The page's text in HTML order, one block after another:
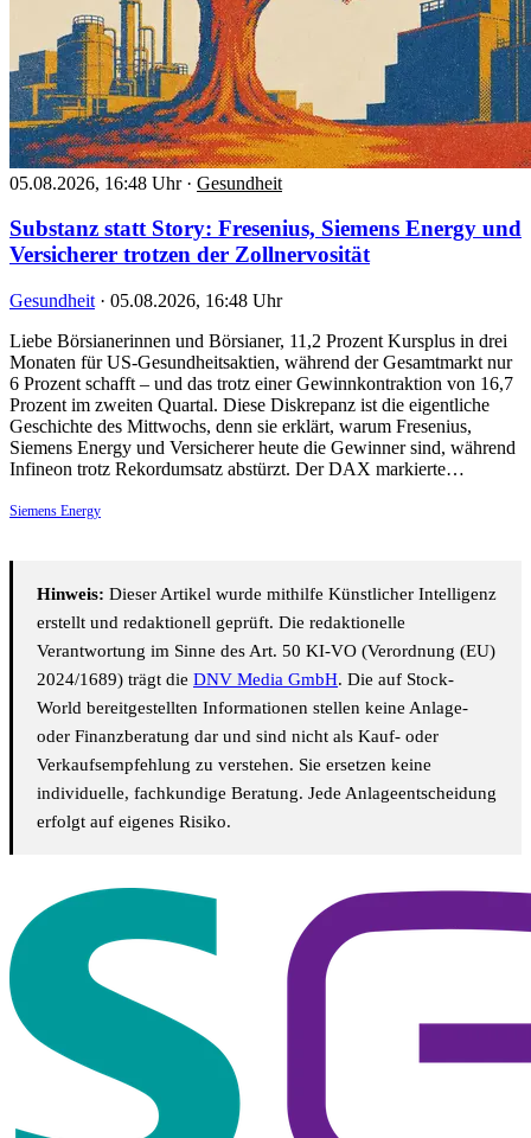
05.08.2026, 16:48 Uhr · Gesundheit
Substanz statt Story: Fresenius, Siemens Energy und
Versicherer trotzen der Zollnervosität
Gesundheit · 05.08.2026, 16:48 Uhr
Liebe Börsianerinnen und Börsianer, 11,2 Prozent Kursplus in drei
Monaten für US-Gesundheitsaktien, während der Gesamtmarkt nur
6 Prozent schafft – und das trotz einer Gewinnkontraktion von 16,7
Prozent im zweiten Quartal. Diese Diskrepanz ist die eigentliche
Geschichte des Mittwochs, denn sie erklärt, warum Fresenius,
Siemens Energy und Versicherer heute die Gewinner sind, während
Infineon trotz Rekordumsatz abstürzt. Der DAX markierte…
Siemens Energy
Hinweis: Dieser Artikel wurde mithilfe Künstlicher Intelligenz
erstellt und redaktionell geprüft. Die redaktionelle
Verantwortung im Sinne des Art. 50 KI-VO (Verordnung (EU)
2024/1689) trägt die DNV Media GmbH. Die auf Stock-
World bereitgestellten Informationen stellen keine Anlage-
oder Finanzberatung dar und sind nicht als Kauf- oder
Verkaufsempfehlung zu verstehen. Sie ersetzen keine
individuelle, fachkundige Beratung. Jede Anlageentscheidung
erfolgt auf eigenes Risiko.